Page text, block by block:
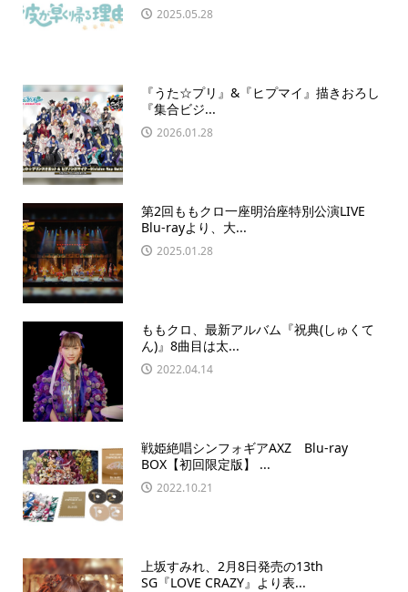
2025.05.28
『うた☆プリ』&『ヒプマイ』描きおろし
『集合ビジ...
2026.01.28
第2回ももクロ一座明治座特別公演LIVE
Blu-rayより、大...
2025.01.28
ももクロ、最新アルバム『祝典(しゅくて
ん)』8曲目は太...
2022.04.14
戦姫絶唱シンフォギアAXZ Blu-ray
BOX【初回限定版】 ...
2022.10.21
上坂すみれ、2月8日発売の13th
SG『LOVE CRAZY』より表...